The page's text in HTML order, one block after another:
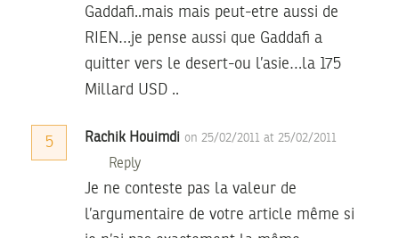
Gaddafi..mais mais peut-etre aussi de
RIEN…je pense aussi que Gaddafi a
quitter vers le desert-ou l’asie…la 175
Millard USD ..
5 Rachik Houimdi on 25/02/2011 at 25/02/2011
Reply
Je ne conteste pas la valeur de
l’argumentaire de votre article même si